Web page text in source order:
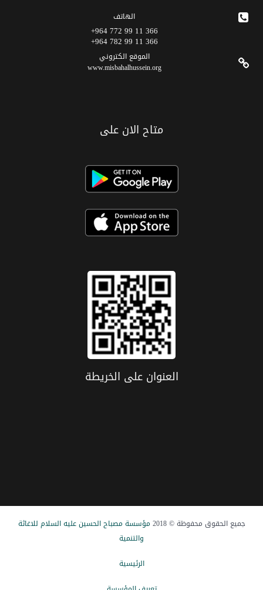
الهاتف
366 11 99 772 964+
366 11 99 782 964+
الموقع الکتروني
www.misbahalhussein.org
متاح الان على
العنوان علی الخریطة
جميع الحقوق محفوظة © 2018
مؤسسة مصباح الحسین علیه السلام للاغاثة
والتنمیة
الرئيسیة